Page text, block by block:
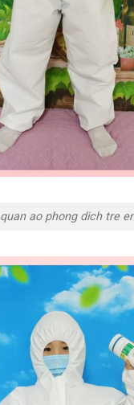
quan ao phong dich tre